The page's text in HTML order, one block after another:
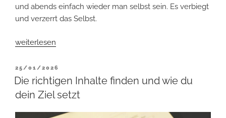
und abends einfach wieder man selbst sein. Es verbiegt
und verzerrt das Selbst.
„Das
Setting
im
Überblick“
weiterlesen
VERÖFFENTLICHT
AM
25/01/2026
Die richtigen Inhalte finden und wie du
dein Ziel setzt